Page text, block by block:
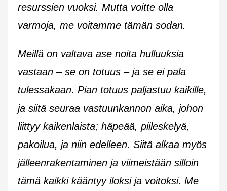
resurssien vuoksi. Mutta voitte olla
varmoja, me voitamme tämän sodan.
Meillä on valtava ase noita hulluuksia
vastaan – se on totuus – ja se ei pala
tulessakaan. Pian totuus paljastuu kaikille,
ja siitä seuraa vastuunkannon aika, johon
liittyy kaikenlaista; häpeää, piileskelyä,
pakoilua, ja niin edelleen. Siitä alkaa myös
jälleenrakentaminen ja viimeistään silloin
tämä kaikki kääntyy iloksi ja voitoksi. Me